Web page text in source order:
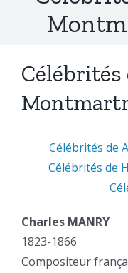
Célébrités de
Célébrités de
Charles MANRY
1823-1866
Compositeur